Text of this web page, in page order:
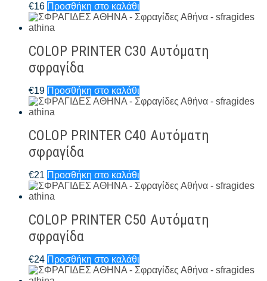
€16 Προσθήκη στο καλάθι
COLOP PRINTER C30 Αυτόματη
σφραγίδα
€19 Προσθήκη στο καλάθι
COLOP PRINTER C40 Αυτόματη
σφραγίδα
€21 Προσθήκη στο καλάθι
COLOP PRINTER C50 Αυτόματη
σφραγίδα
€24 Προσθήκη στο καλάθι